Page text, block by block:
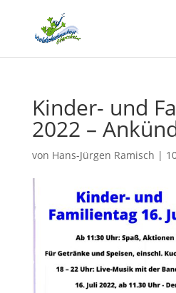
Kinder- und
2022 –
von Hans-Jürgen Ramisch |